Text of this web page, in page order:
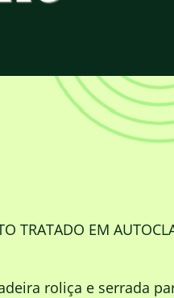
TRATADO EM
roliça e serrada